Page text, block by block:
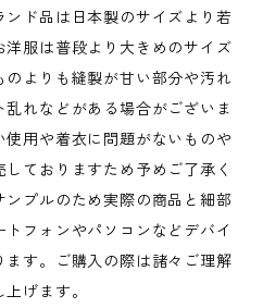
ド品は日本製のサイズより若
服は普段より大きめのサイズ
よりも縫製が甘い部分や汚れ
れなどがある場合がございま
用や着衣に問題がないものや
ておりますため予めご了承く
プルのため実際の商品と細部
フォンやパソコンなどデバイ
す。ご購入の際は諸々ご理解
げます。